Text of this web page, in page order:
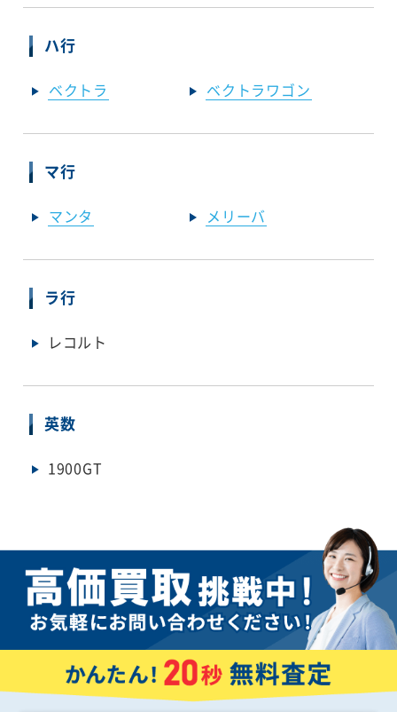
ハ行
ベクトラ ベクトラワゴン
マ行
マンタ メリーバ
ラ行
レコルト
英数
1900GT